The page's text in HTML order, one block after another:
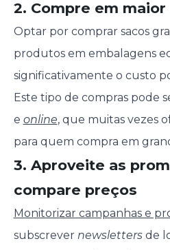
2. Compre em
Optar por comprar sacos
produtos em embalagens
significativamente o custo
Este tipo de compras pode
e online, que muitas vezes
para quem compra em
3. Aproveite as
compare preços
Monitorizar campanhas e
subscrever newslettersde